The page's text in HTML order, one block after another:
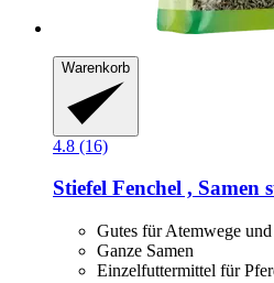
Warenkorb
4.8 (16)
Stiefel Fenchel , Samen
Gutes für Atemwege
Ganze Samen
Einzelfuttermittel für